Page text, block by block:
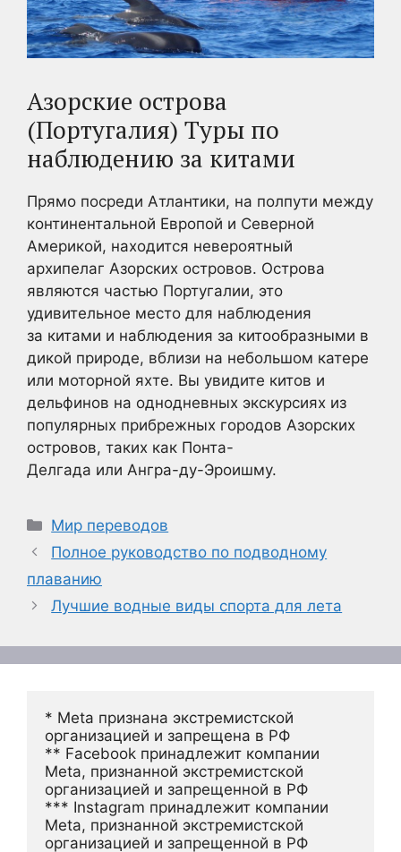
Азорские острова
(Португалия) Туры по
наблюдению за китами
Прямо посреди Атлантики, на полпути между
континентальной Европой и Северной
Америкой, находится невероятный
архипелаг Азорских островов. Острова
являются частью Португалии, это
удивительное место для наблюдения
за китами и наблюдения за китообразными в
дикой природе, вблизи на небольшом катере
или моторной яхте. Вы увидите китов и
дельфинов на однодневных экскурсиях из
популярных прибрежных городов Азорских
островов, таких как Понта-
Делгада или Ангра-ду-Эроишму.
Рубрики
Мир переводов
Полное руководство по подводному
плаванию
Лучшие водные виды спорта для лета
* Meta признана экстремистской
организацией и запрещена в РФ
** Facebook принадлежит компании
Meta, признанной экстремистской
организацией и запрещенной в РФ
*** Instagram принадлежит компании
Meta, признанной экстремистской
организацией и запрещенной в РФ